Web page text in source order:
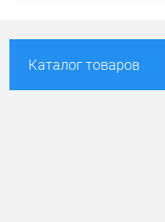
Каталог товаров